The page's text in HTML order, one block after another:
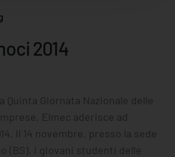
2014
Quinta Giornata Nazionale delle
Elmec aderisce ad
Il 14 novembre, presso la sede
(BS), i giovani studenti delle
estrusi